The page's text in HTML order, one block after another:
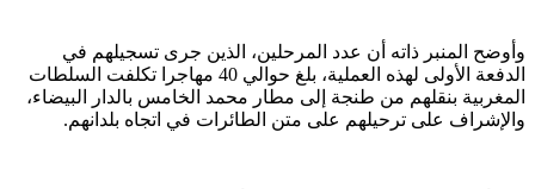
وأوضح المنبر ذاته أن عدد المرحلين، الذين جرى تسجيلهم في
الدفعة الأولى لهذه العملية، بلغ حوالي 40 مهاجرا تكلفت السلطات
المغربية بنقلهم من طنجة إلى مطار محمد الخامس بالدار البيضاء،
والإشراف على ترحيلهم على متن الطائرات في اتجاه بلدانهم.